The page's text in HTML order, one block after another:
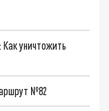
уничтожить
№82